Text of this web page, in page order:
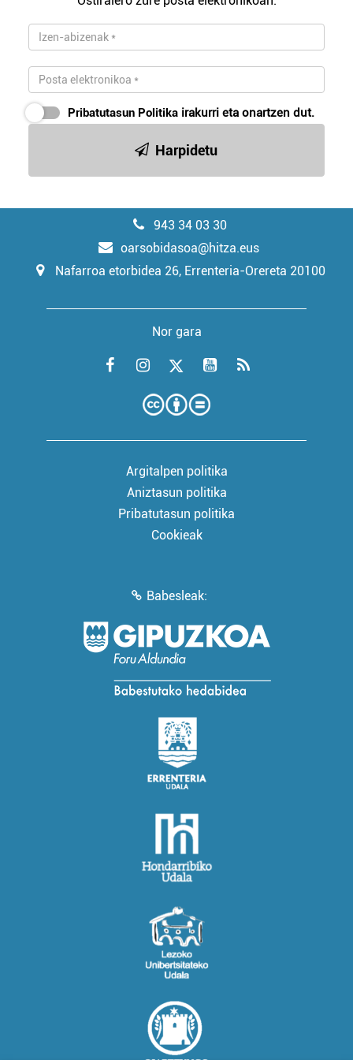
Pribatutasun Politika irakurri eta onartzen dut.
Harpidetu
943 34 03 30
oarsobidasoa@hitza.eus
Nafarroa etorbidea 26, Errenteria-Orereta 20100
Nor gara
Argitalpen politika
Aniztasun politika
Pribatutasun politika
Cookieak
Babesleak: